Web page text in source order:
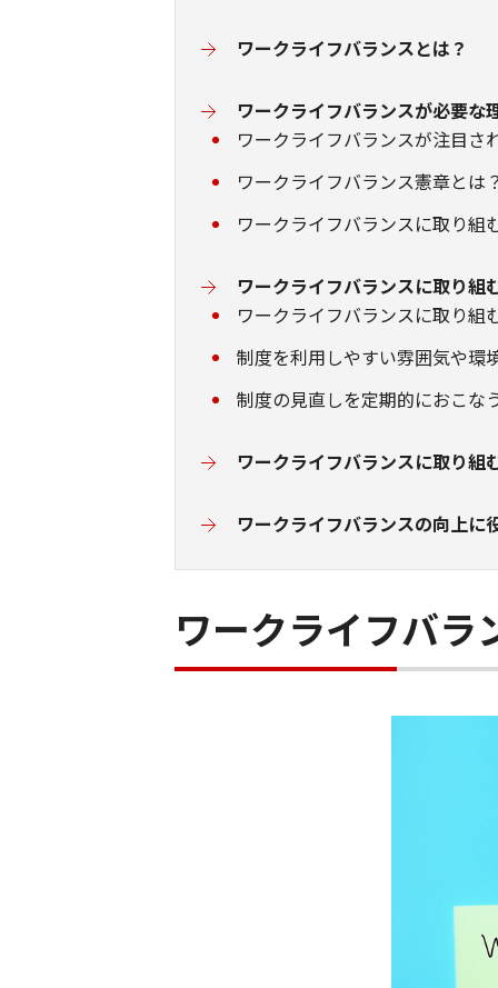
ワークライフバランスとは？
ワークライフバランスが必要な
ワークライフバランスが注目さ
ワークライフバランス憲章とは
ワークライフバランスに取り組
ワークライフバランスに取り組
ワークライフバランスに取り組
制度を利用しやすい雰囲気や環
制度の見直しを定期的におこな
ワークライフバランスに取り組
ワークライフバランスの向上に
ワークライフバラ